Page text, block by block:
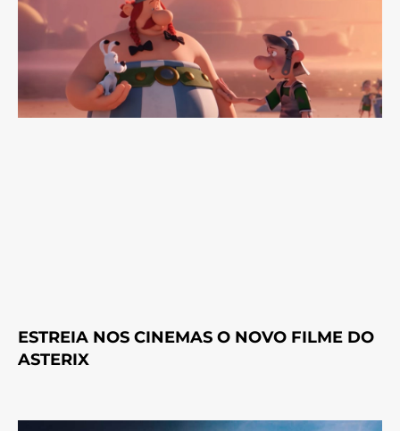
ESTREIA NOS CINEMAS O NOVO FILME DO
ASTERIX